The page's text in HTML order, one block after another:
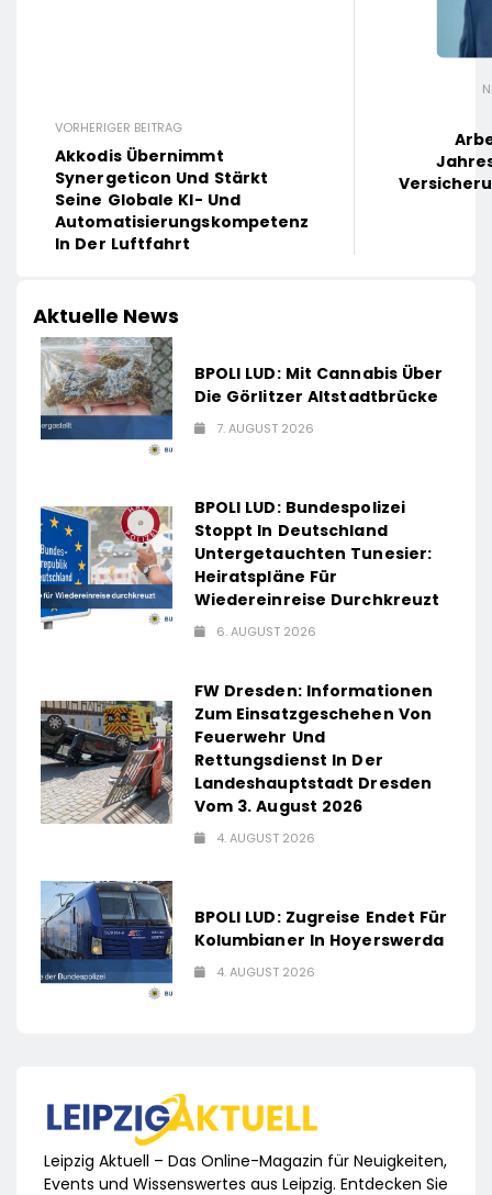
VORHERIGER BEITRAG
Akkodis Übernimmt
Synergeticon Und Stärkt
Seine Globale KI- Und
Automatisierungskompetenz
In Der Luftfahrt
Aktuelle News
BPOLI LUD: Mit Cannabis Über
Die Görlitzer Altstadtbrücke
7. AUGUST 2026
BPOLI LUD: Bundespolizei
Stoppt In Deutschland
Untergetauchten Tunesier:
Heiratspläne Für
Wiedereinreise Durchkreuzt
6. AUGUST 2026
FW Dresden: Informationen
Zum Einsatzgeschehen Von
Feuerwehr Und
Rettungsdienst In Der
Landeshauptstadt Dresden
Vom 3. August 2026
4. AUGUST 2026
BPOLI LUD: Zugreise Endet Für
Kolumbianer In Hoyerswerda
4. AUGUST 2026
Leipzig Aktuell – Das Online-Magazin für Neuigkeiten,
Events und Wissenswertes aus Leipzig. Entdecken Sie